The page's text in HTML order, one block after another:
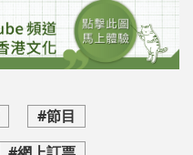
#節目